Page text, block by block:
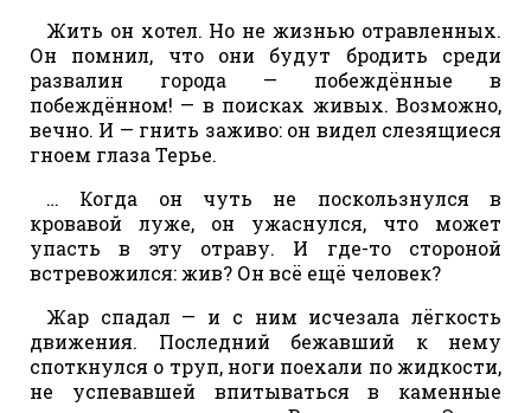
Жить он хотел. Но не жизнью отравленных.
Он помнил, что они будут бродить среди
развалин города — побеждённые в
побеждённом! — в поисках живых. Возможно,
вечно. И — гнить заживо: он видел слезящиеся
гноем глаза Терье.
… Когда он чуть не поскользнулся в
кровавой луже, он ужаснулся, что может
упасть в эту отраву. И где-то стороной
встревожился: жив? Он всё ещё человек?
Жар спадал — и с ним исчезала лёгкость
движения. Последний бежавший к нему
споткнулся о труп, ноги поехали по жидкости,
не успевавшей впитываться в каменные